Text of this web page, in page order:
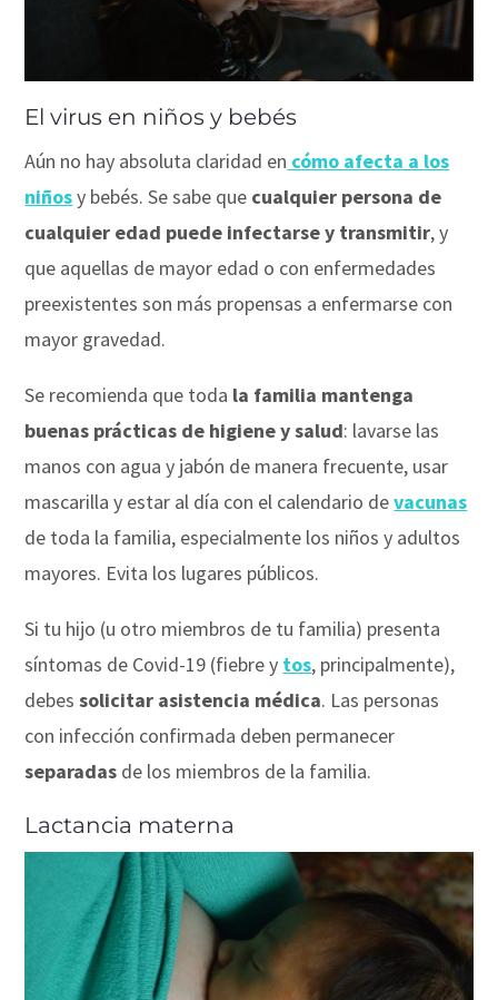
El virus en niños y bebés
Aún no hay absoluta claridad en cómo afecta a los
niñosy bebés. Se sabe que cualquier persona de
cualquier edad puede infectarse y transmitir, y
que aquellas de mayor edad o con enfermedades
preexistentes son más propensas a enfermarse con
mayor gravedad.
Se recomienda que toda la familia mantenga
buenas prácticas de higiene y salud: lavarse las
manos con agua y jabón de manera frecuente, usar
mascarilla y estar al día con el calendario devacunas
de toda la familia, especialmente los niños y adultos
mayores. Evita los lugares públicos.
Si tu hijo (u otro miembros de tu familia) presenta
síntomas de Covid-19 (fiebre y tos, principalmente),
debessolicitar asistencia médica. Las personas
con infección confirmada deben permanecer
separadas de los miembros de la familia.
Lactancia materna